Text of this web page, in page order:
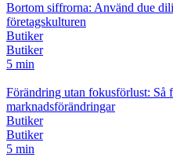
Bortom siffrorna: Använd due
företagskulturen
Butiker
Butiker
5 min
Förändring utan fokusförlust: Så
marknadsförändringar
Butiker
Butiker
5 min